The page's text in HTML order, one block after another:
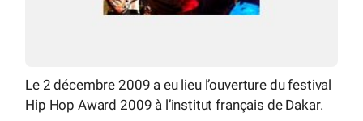
Le 2 décembre 2009 a eu lieu l’ouverture du festival
Hip Hop Award 2009 à l’institut français de Dakar.